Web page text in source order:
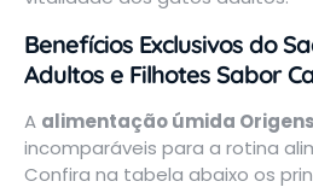
Benefícios Exclusivos do
Adultos e Filhotes Sabor
A alimentação úmida Origens
incomparáveis para a rotina
Confira na tabela abaixo os